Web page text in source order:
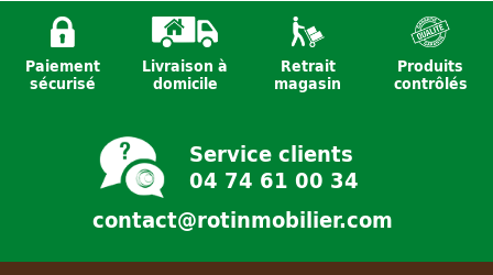
Loveuse
papasan dark
Salon de jardin
- GABRIELLA
Chaise en bois
et corde
Paiement
sécurisé
Livraison à
domicile
Retrait
magasin
Produits
contrôlés
Service clients
04 74 61 00 34
contact@rotinmobilier.com